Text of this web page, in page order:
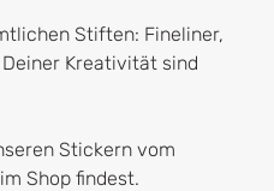
Stiften: Fineliner,
Kreativität sind
Stickern vom
Shop findest.